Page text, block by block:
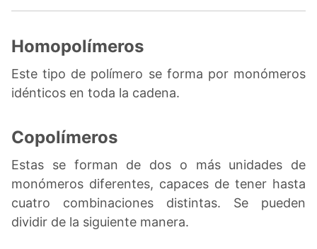
Homopolímeros
Este tipo de polímero se forma por monómeros
idénticos en toda la cadena.
Copolímeros
Estas se forman de dos o más unidades de
monómeros diferentes, capaces de tener hasta
cuatro combinaciones distintas. Se pueden
dividir de la siguiente manera.